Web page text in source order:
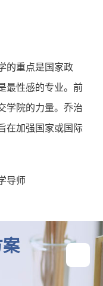
的重点是国家政
最性感的专业。前
学院的力量。乔治
在加强国家或国际
导师